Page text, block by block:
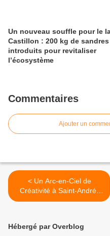
Un nouveau souffle pour le
Castillon : 200 kg de sandres
introduits pour revitaliser
l’écosystème
Commentaires
Ajouter un
< Un Arc-en-Ciel de
Créativité à Saint-André-
les-Alpes
Hébergé par Overblog